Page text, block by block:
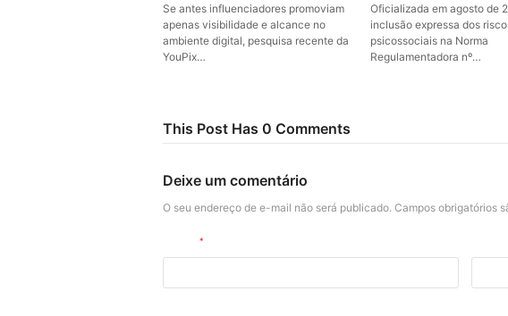
Se antes influenciadores promoviam
apenas visibilidade e alcance no
ambiente digital, pesquisa recente da
YouPix…
Oficializada em agosto de
inclusão expressa dos
psicossociais na Norma
Regulamentadora nº…
This Post Has 0 Comments
Deixe um comentário
O seu endereço de e-mail não será publicado. Campos obrigatórios
*